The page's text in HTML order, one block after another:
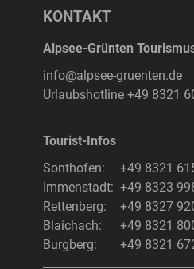
KONTAKT
Alpsee-Grünten
info@alpsee-gruenten.de
Urlaubshotline +49 8321
Tourist-Infos
Sonthofen:
+49 8321
Immenstadt: +49 8323
Rettenberg:
+49 8327
Blaichach:
+49 8321
Burgberg:
+49 8321